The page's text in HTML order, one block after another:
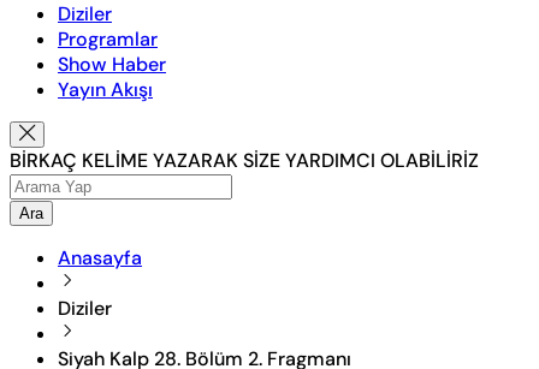
Diziler
Programlar
Show Haber
Yayın Akışı
BİRKAÇ KELİME YAZARAK SİZE YARDIMCI OLABİLİRİZ
Ara
Anasayfa
Diziler
Siyah Kalp 28. Bölüm 2. Fragmanı